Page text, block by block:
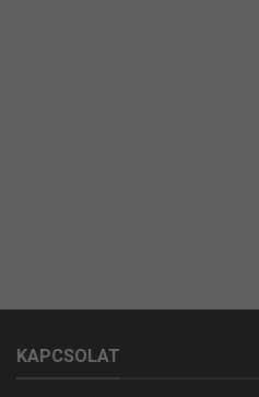
KAPCSOLAT